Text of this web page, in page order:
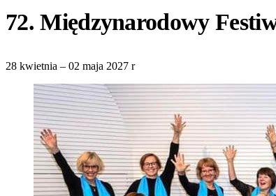
72. Międzynarodowy
28 kwietnia – 02 maja 2027 r